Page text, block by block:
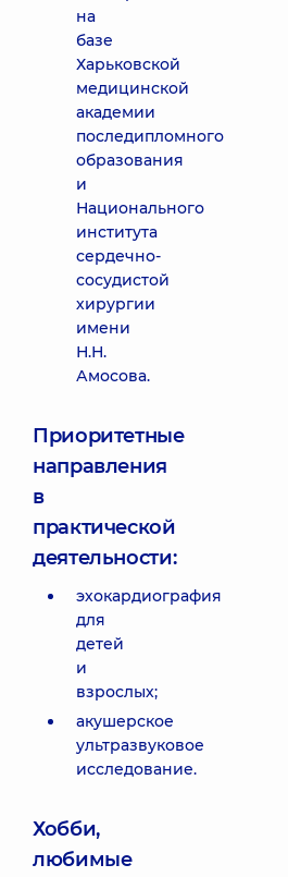
на
базе
Харьковской
медицинской
академии
последипломного
образования
и
Национального
института
сердечно-
сосудистой
хирургии
имени
Н.Н.
Амосова.
Приоритетные
направления
в
практической
деятельности:
эхокардиография
для
детей
и
взрослых;
акушерское
ультразвуковое
исследование.
Хобби,
любимые